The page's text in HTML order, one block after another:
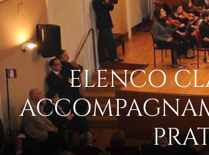
ELENCO